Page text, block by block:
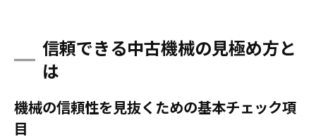
信頼できる中古機械の見極め方と
は
機械の信頼性を見抜くための基本チェック項
目